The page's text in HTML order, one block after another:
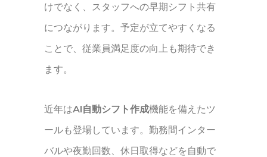
けでなく、スタッフへの早期シフト共有
につながります。予定が立てやすくなる
ことで、従業員満足度の向上も期待でき
ます。
近年はAI自動シフト作成機能を備えたツ
ールも登場しています。勤務間インター
バルや夜勤回数、休日取得などを自動で